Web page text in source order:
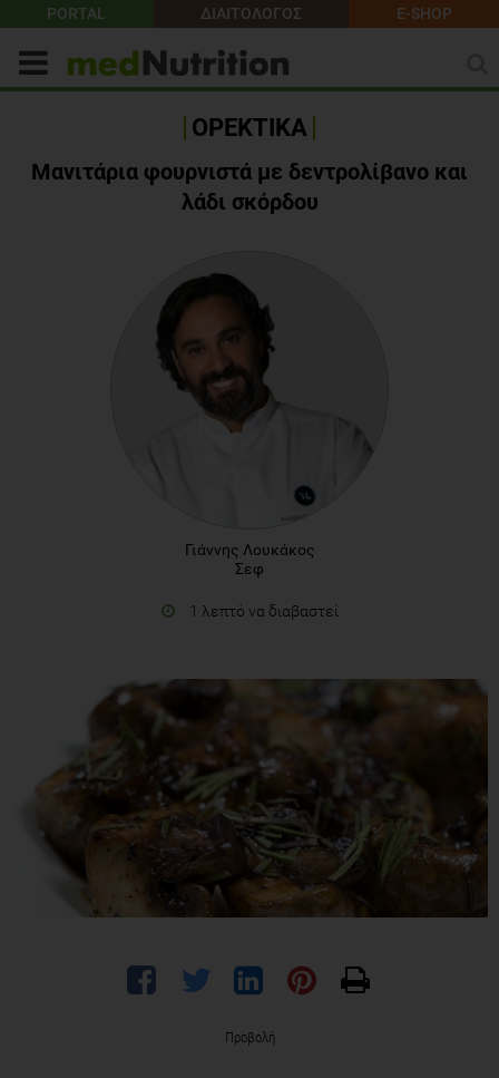
PORTAL ΔΙΑΙΤΟΛΟΓΟΣ E-SHOP
ΟΡΕΚΤΙΚΑ
Μανιτάρια φουρνιστά με δεντρολίβανο και
λάδι σκόρδου
Γιάννης Λουκάκος
Σεφ
1 λεπτό να διαβαστεί
Προβολή